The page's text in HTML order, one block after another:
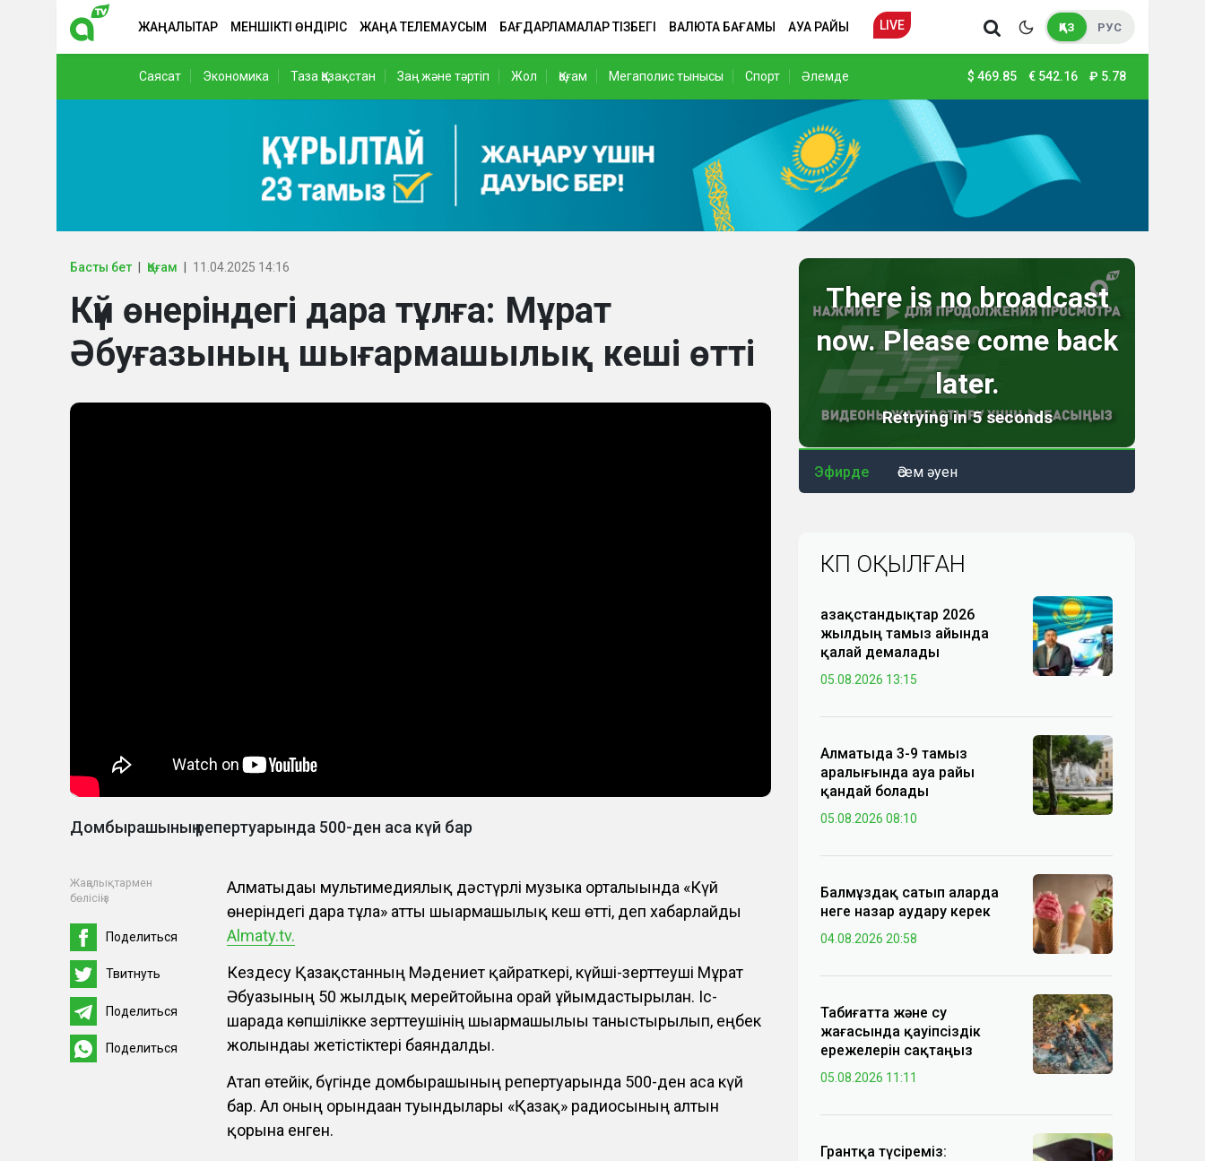
ЖАҢАЛЫҚТАР МЕНШІКТІ ӨНДІРІС ЖАҢА ТЕЛЕМАУСЫМ БАҒДАРЛАМАЛАР ТІЗБЕГІ ВАЛЮТА БАҒАМЫ АУА РАЙЫ LIVE ҚАЗ РУС
Саясат Экономика Таза Қазақстан Заң және тәртіп Жол Қоғам Мегаполис тынысы Спорт Әлемде $ 469.85 € 542.16 ₽ 5.78
Басты бет Қоғам 11.04.2025 14:16
Күй өнеріндегі дара тұлға: Мұрат
Әбуғазының шығармашылық кеші өтті
Домбырашының репертуарында 500-ден аса күй бар
Жаңалықтармен
бөлісіңіз
Поделиться
Твитнуть
Поделиться
Поделиться
Алматыдағы мультимедиялық дәстүрлі музыка орталығында «Күй
өнеріндегі дара тұлға» атты шығармашылық кеш өтті, деп хабарлайды
Almaty.tv.
Кездесу Қазақстанның Мәдениет қайраткері, күйші-зерттеуші Мұрат
Әбуғазының 50 жылдық мерейтойына орай ұйымдастырылған. Іс-
шарада көпшілікке зерттеушінің шығармашылығы таныстырылып, еңбек
жолындағы жетістіктері баяндалды.
Атап өтейік, бүгінде домбырашының репертуарында 500-ден аса күй
бар. Ал оның орындаған туындылары «Қазақ» радиосының алтын
қорына енген.
Эфирде Әсем әуен
КӨП ОҚЫЛҒАН
Қазақстандықтар 2026
жылдың тамыз айында
қалай демалады
05.08.2026 13:15
Алматыда 3-9 тамыз
аралығында ауа райы
қандай болады
05.08.2026 08:10
Балмұздақ сатып аларда
неге назар аудару керек
04.08.2026 20:58
Табиғатта және су
жағасында қауіпсіздік
ережелерін сақтаңыз
05.08.2026 11:11
Грантқа түсіреміз: